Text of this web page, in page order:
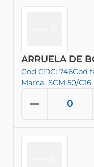
ARRUELA DE
Cod CDC: 746Cod
Marca: SCM 50/